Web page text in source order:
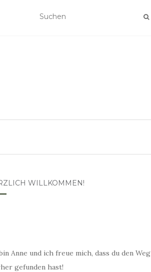
WILLKOMMEN!
Anne und ich freue mich, dass du den Weg
gefunden hast!